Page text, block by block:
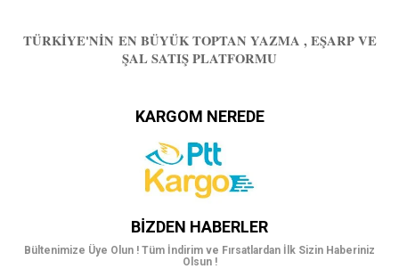
TÜRKIYE'NIN EN BÜYÜK TOPTAN YAZMA , EŞARP VE
ŞAL SATIŞ PLATFORMU
KARGOM NEREDE
BIZDEN HABERLER
Bültenimize Üye Olun ! Tüm İndirim ve Fırsatlardan İlk Sizin Haberiniz
Olsun !